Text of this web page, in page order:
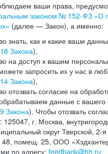
ваши права,
законом № 152-ФЗ «О
(далее — Закон), а именно:
знать, как и какие ваши
Закона),
на доступ к вашим
запросить их у нас в
Закона),
отозвать согласие на
данные с вашего
Закона). Чтобы отозвать
125047, г. Москва,
округ Тверской, 2-
помещ. 25, ООО
по адресу: feedback@hh.ru,